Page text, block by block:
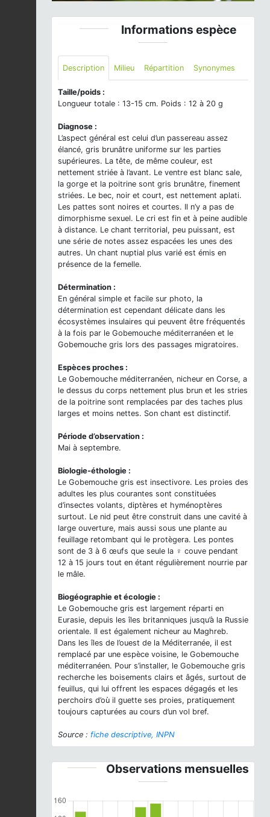
Informations espèce
Description Milieu Répartition Synonymes
Taille/poids :
Longueur totale : 13-15 cm. Poids : 12 à 20 g
Diagnose :
L’aspect général est celui d’un passereau assez
élancé, gris brunâtre uniforme sur les parties
supérieures. La tête, de même couleur, est
nettement striée à l’avant. Le ventre est blanc sale,
la gorge et la poitrine sont gris brunâtre, finement
striées. Le bec, noir et court, est nettement aplati.
Les pattes sont noires et courtes. Il n’y a pas de
dimorphisme sexuel. Le cri est fin et à peine audible
à distance. Le chant territorial, peu puissant, est
une série de notes assez espacées les unes des
autres. Un chant nuptial plus varié est émis en
présence de la femelle.
Détermination :
En général simple et facile sur photo, la
détermination est cependant délicate dans les
écosystèmes insulaires qui peuvent être fréquentés
à la fois par le Gobemouche méditerranéen et le
Gobemouche gris lors des passages migratoires.
Espèces proches :
Le Gobemouche méditerranéen, nicheur en Corse, a
le dessus du corps nettement plus brun et les stries
de la poitrine sont remplacées par des taches plus
larges et moins nettes. Son chant est distinctif.
Période d’observation :
Mai à septembre.
Biologie-éthologie :
Le Gobemouche gris est insectivore. Les proies des
adultes les plus courantes sont constituées
d’insectes volants, diptères et hyménoptères
surtout. Le nid peut être construit dans une cavité à
large ouverture, mais aussi sous une plante au
feuillage retombant qui le protègera. Les pontes
sont de 3 à 6 œufs que seule la ♀ couve pendant
12 à 15 jours tout en étant régulièrement nourrie par
le mâle.
Biogéographie et écologie :
Le Gobemouche gris est largement réparti en
Eurasie, depuis les îles britanniques jusqu’à la Russie
orientale. Il est également nicheur au Maghreb.
Dans les îles de l’ouest de la Méditerranée, il est
remplacé par une espèce voisine, le Gobemouche
méditerranéen. Pour s’installer, le Gobemouche gris
recherche les boisements clairs et âgés, surtout de
feuillus, qui lui offrent les espaces dégagés et les
perchoirs d’où il guette ses proies, pratiquement
toujours capturées au cours d’un vol bref.
Source : fiche descriptive, INPN
Observations mensuelles